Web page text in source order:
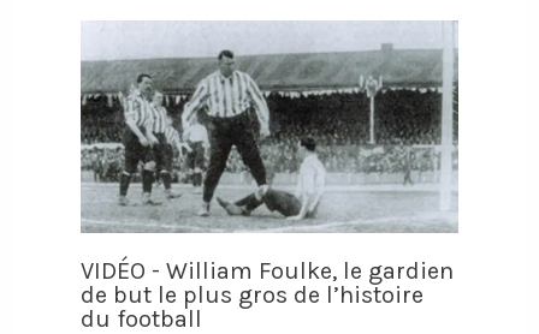
VIDÉO - William Foulke, le gardien
de but le plus gros de l’histoire
du football